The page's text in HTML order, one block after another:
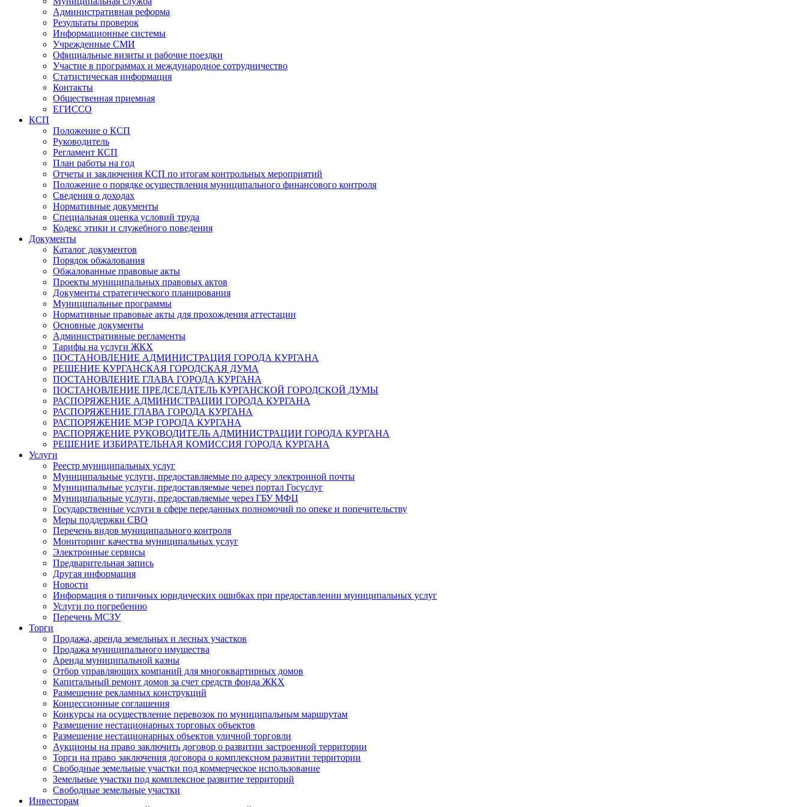
Административная реформа
Результаты проверок
Информационные системы
Учрежденные СМИ
Официальные визиты и рабочие поездки
Участие в программах и международное сотрудничество
Статистическая информация
Контакты
Общественная приемная
ЕГИССО
КСП
Положение о КСП
Руководитель
Регламент КСП
План работы на год
Отчеты и заключения КСП по итогам контрольных мероприятий
Положение о порядке осуществления муниципального финансового контроля
Сведения о доходах
Нормативные документы
Специальная оценка условий труда
Кодекс этики и служебного поведения
Документы
Каталог документов
Порядок обжалования
Обжалованные правовые акты
Проекты муниципальных правовых актов
Документы стратегического планирования
Муниципальные программы
Нормативные правовые акты для прохождения аттестации
Основные документы
Административные регламенты
Тарифы на услуги ЖКХ
ПОСТАНОВЛЕНИЕ АДМИНИСТРАЦИЯ ГОРОДА КУРГАНА
РЕШЕНИЕ КУРГАНСКАЯ ГОРОДСКАЯ ДУМА
ПОСТАНОВЛЕНИЕ ГЛАВА ГОРОДА КУРГАНА
ПОСТАНОВЛЕНИЕ ПРЕДСЕДАТЕЛЬ КУРГАНСКОЙ ГОРОДСКОЙ ДУМЫ
РАСПОРЯЖЕНИЕ АДМИНИСТРАЦИИ ГОРОДА КУРГАНА
РАСПОРЯЖЕНИЕ ГЛАВА ГОРОДА КУРГАНА
РАСПОРЯЖЕНИЕ МЭР ГОРОДА КУРГАНА
РАСПОРЯЖЕНИЕ РУКОВОДИТЕЛЬ АДМИНИСТРАЦИИ ГОРОДА КУРГАНА
РЕШЕНИЕ ИЗБИРАТЕЛЬНАЯ КОМИССИЯ ГОРОДА КУРГАНА
Услуги
Реестр муниципальных услуг
Муниципальные услуги, предоставляемые по адресу электронной почты
Муниципальные услуги, предоставляемые через портал Госуслуг
Муниципальные услуги, предоставляемые через ГБУ МФЦ
Государственные услуги в сфере переданных полномочий по опеке и попечительству
Меры поддержки СВО
Перечень видов муниципального контроля
Мониторинг качества муниципальных услуг
Электронные сервисы
Предварительная запись
Другая информация
Новости
Информация о типичных юридических ошибках при предоставлении муниципальных услуг
Услуги по погребению
Перечень МСЗУ
Торги
Продажа, аренда земельных и лесных участков
Продажа муниципального имущества
Аренда муниципальной казны
Отбор управляющих компаний для многоквартирных домов
Капитальный ремонт домов за счет средств фонда ЖКХ
Размещение рекламных конструкций
Концессионные соглашения
Конкурсы на осуществление перевозок по муниципальным маршрутам
Размещение нестационарных торговых объектов
Размещение нестационарных объектов уличной торговли
Аукционы на право заключить договор о развитии застроенной территории
Торги на право заключения договора о комплексном развитии территории
Свободные земельные участки под коммерческое использование
Земельные участки под комплексное развитие территорий
Свободные земельные участки
Инвесторам